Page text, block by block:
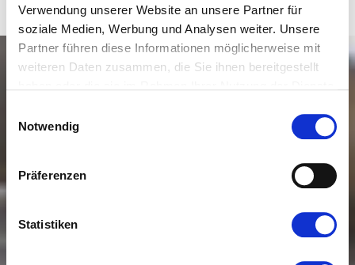
Verwendung unserer Website an unsere Partner für
soziale Medien, Werbung und Analysen weiter. Unsere
Partner führen diese Informationen möglicherweise mit
weiteren Daten zusammen, die Sie ihnen bereitgestellt
Notwendig
Präferenzen
Statistiken